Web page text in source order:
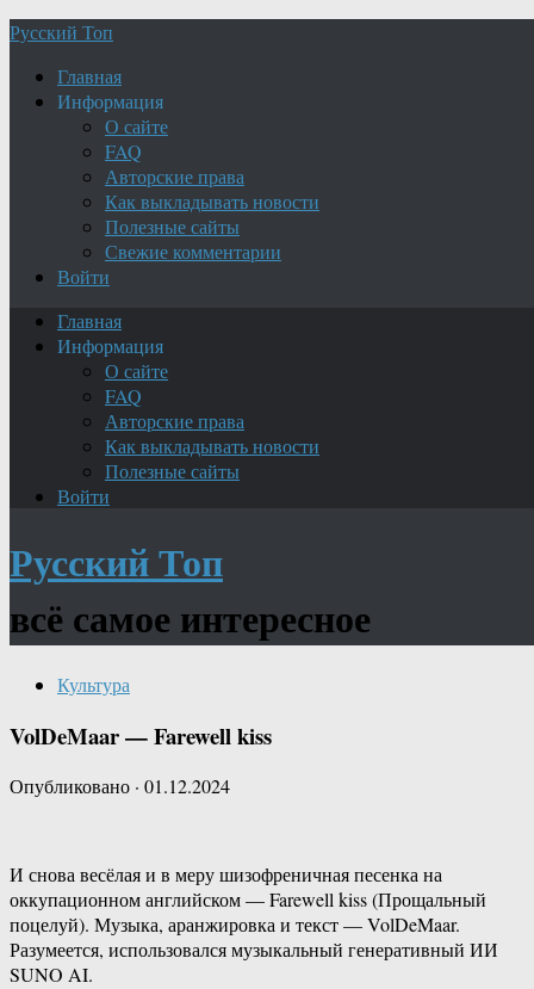
Русский Топ
Главная
Информация
О сайте
FAQ
Авторские права
Как выкладывать новости
Полезные сайты
Свежие комментарии
Войти
Главная
Информация
О сайте
FAQ
Авторские права
Как выкладывать новости
Полезные сайты
Войти
Русский Топ
всё самое интересное
Культура
VolDeMaar — Farewell kiss
Опубликовано · 01.12.2024
И снова весёлая и в меру шизофреничная песенка на
оккупационном английском — Farewell kiss (Прощальный
поцелуй). Музыка, аранжировка и текст — VolDeMaar.
Разумеется, использовался музыкальный генеративный ИИ
SUNO AI.